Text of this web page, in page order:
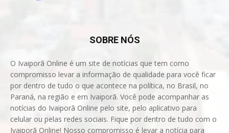
SOBRE NÓS
O Ivaiporã Online é um site de notícias que tem como
compromisso levar a informação de qualidade para você ficar
por dentro de tudo o que acontece na política, no Brasil, no
Paraná, na região e em Ivaiporã. Você pode acompanhar as
notícias do Ivaiporã Online pelo site, pelo aplicativo para
celular ou pelas redes sociais. Fique por dentro de tudo com o
Ivaiporã Online! Nosso compromisso é levar a notícia para